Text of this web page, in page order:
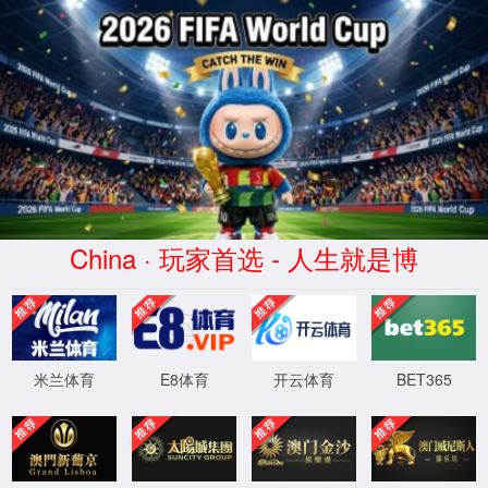
球派体育-高清免费观看-球派直播平台